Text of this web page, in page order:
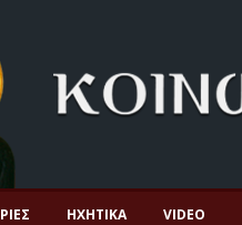
ΗΧΗΤΙΚΆ VIDEO